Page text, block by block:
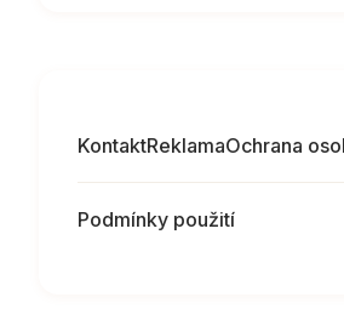
KontaktReklamaOchrana
Podmínky použití